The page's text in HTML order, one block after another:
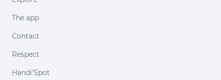
The app
Contact
Respect
Handi'Spot